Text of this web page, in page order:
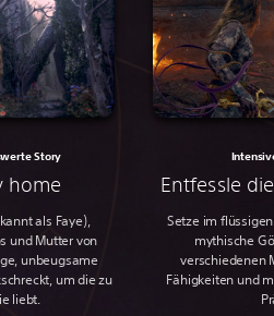
Story
home
als Faye),
und Mutter von
unbeugsame
um die zu
liebt.
Entfessle
Setze im
mythische
verschiedenen
Fähigkeiten und